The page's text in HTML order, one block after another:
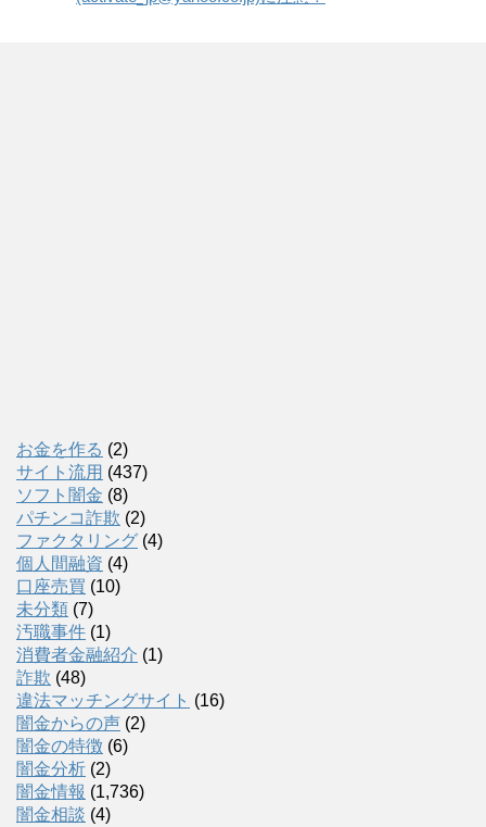
お金を作る (2)
サイト流用 (437)
ソフト闇金 (8)
パチンコ詐欺 (2)
ファクタリング (4)
個人間融資 (4)
口座売買 (10)
未分類 (7)
汚職事件 (1)
消費者金融紹介 (1)
詐欺 (48)
違法マッチングサイト (16)
闇金からの声 (2)
闇金の特徴 (6)
闇金分析 (2)
闇金情報 (1,736)
闇金相談 (4)